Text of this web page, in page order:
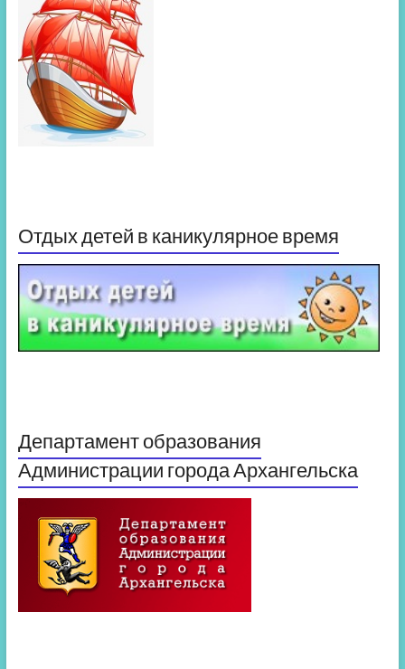
Отдых детей в каникулярное время
Департамент образования
Администрации города Архангельска